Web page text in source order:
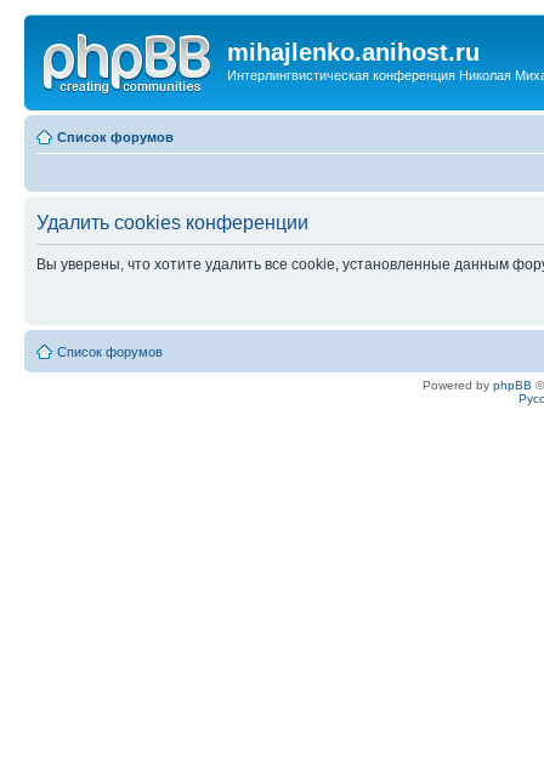
mihajlenko.anihost.ru
Интерлингвистическая конференция Николая
Список форумов
Удалить cookies конференции
Вы уверены, что хотите удалить все cookie, установленные данным
Список форумов
Powered by phpBB